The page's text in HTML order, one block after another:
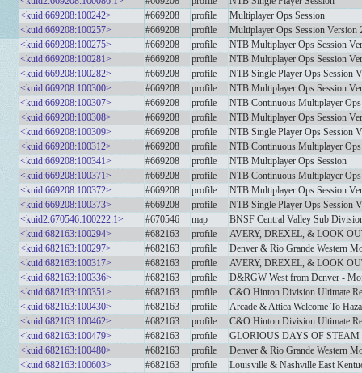
<kuid:669208:100242>
#669208 profile
Multiplayer Ops Session
<kuid:669208:100257>
#669208 profile
Multiplayer Ops Session Version
<kuid:669208:100275>
#669208 profile
NTB Multiplayer Ops Session
<kuid:669208:100281>
#669208 profile
NTB Multiplayer Ops Session
<kuid:669208:100282>
#669208 profile
NTB Single Player Ops Session
<kuid:669208:100300>
#669208 profile
NTB Multiplayer Ops Session
<kuid:669208:100307>
#669208 profile
NTB Continuous Multiplayer
<kuid:669208:100308>
#669208 profile
NTB Multiplayer Ops Session
<kuid:669208:100309>
#669208 profile
NTB Single Player Ops Session
<kuid:669208:100312>
#669208 profile
NTB Continuous Multiplayer
<kuid:669208:100341>
#669208 profile
NTB Multiplayer Ops Session
<kuid:669208:100371>
#669208 profile
NTB Continuous Multiplayer
<kuid:669208:100372>
#669208 profile
NTB Multiplayer Ops Session
<kuid:669208:100373>
#669208 profile
NTB Single Player Ops Session
<kuid2:670546:100222:1>
#670546 map
BNSF Central Valley Sub
<kuid:682163:100294>
#682163 profile
AVERY, DREXEL, & LOOK
<kuid:682163:100297>
#682163 profile
Denver & Rio Grande Western
<kuid:682163:100317>
#682163 profile
AVERY, DREXEL, & LOOK
<kuid:682163:100336>
#682163 profile
D&RGW West from Denver -
<kuid:682163:100351>
#682163 profile
C&O Hinton Division Ultimate
<kuid:682163:100430>
#682163 profile
Arcade & Attica Welcome To
<kuid:682163:100462>
#682163 profile
C&O Hinton Division Ultimate
<kuid:682163:100479>
#682163 profile
GLORIOUS DAYS OF STEAM
<kuid:682163:100480>
#682163 profile
Denver & Rio Grande Western
<kuid:682163:100603>
#682163 profile
Louisville & Nashville East